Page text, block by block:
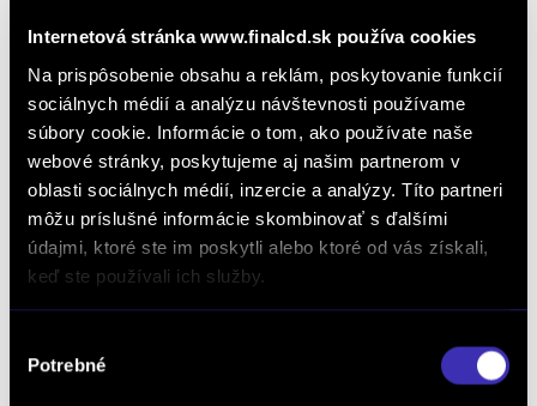
Internetová stránka www.finalcd.sk používa cookies
Na prispôsobenie obsahu a reklám, poskytovanie funkcií
sociálnych médií a analýzu návštevnosti používame
súbory cookie. Informácie o tom, ako používate naše
webové stránky, poskytujeme aj našim partnerom v
oblasti sociálnych médií, inzercie a analýzy. Títo partneri
môžu príslušné informácie skombinovať s ďalšími
údajmi, ktoré ste im poskytli alebo ktoré od vás získali,
keď ste používali ich služby.
súhlasu
Potrebné
Objednať testovaciu jazdu
Objednať náhradný diel
a príslušenstvo
Kalkulácia financovania